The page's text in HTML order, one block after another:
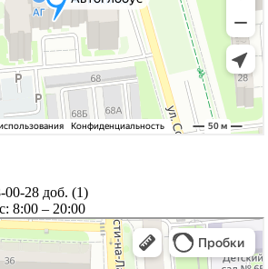
00-28 доб. (1)
8:00 – 20:00